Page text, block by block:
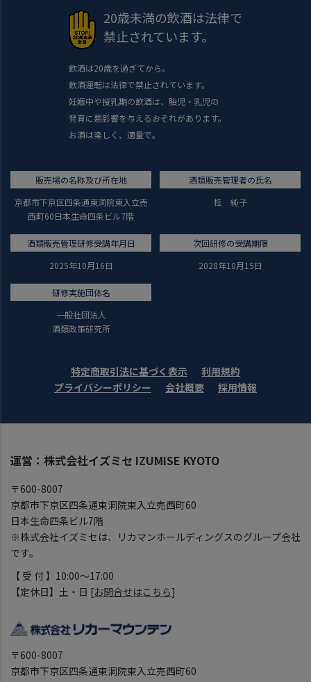
20歳未満の飲酒は法律で
禁止されています。
飲酒は20歳を過ぎてから。
飲酒運転は法律で禁止されています。
妊娠中や授乳期の飲酒は、胎児・乳児の
発育に悪影響を与えるおそれがあります。
お酒は楽しく、適量で。
販売場の名称及び所在地
京都市下京区四条通東洞院東入立売
西町60日本生命四条ビル7階
酒類販売管理者の氏名
桂 純子
酒類販売管理研修受講年月日
2025年10月16日
次回研修の受講期限
2028年10月15日
研修実施団体名
一般社団法人
酒類政策研究所
特定商取引法に基づく表示
利用規約
プライバシーポリシー
会社概要 採用情報
運営：株式会社イズミセ IZUMISE KYOTO
〒600-8007
京都市下京区四条通東洞院東入立売西町60
日本生命四条ビル7階
※株式会社イズミセは、リカマンホールディングスのグループ会社
です。
【 受 付 】10:00～17:00
【定休日】土・日 [お問合せはこちら]
〒600-8007
京都市下京区四条通東洞院東入立売西町60